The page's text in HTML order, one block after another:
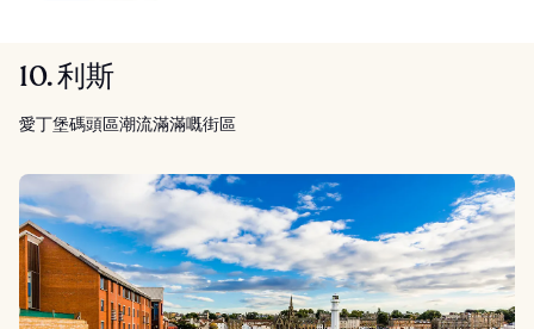
10. 利斯
愛丁堡碼頭區潮流滿滿嘅街區